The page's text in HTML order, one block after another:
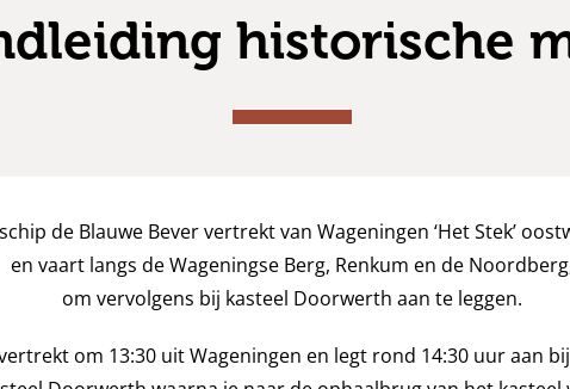
historische
de Blauwe Bever vertrekt van Wageningen ‘Het Stek’
en vaart langs de Wageningse Berg, Renkum en de
om vervolgens bij kasteel Doorwerth aan te leggen.
om 13:30 uit Wageningen en legt rond 14:30 uur aan